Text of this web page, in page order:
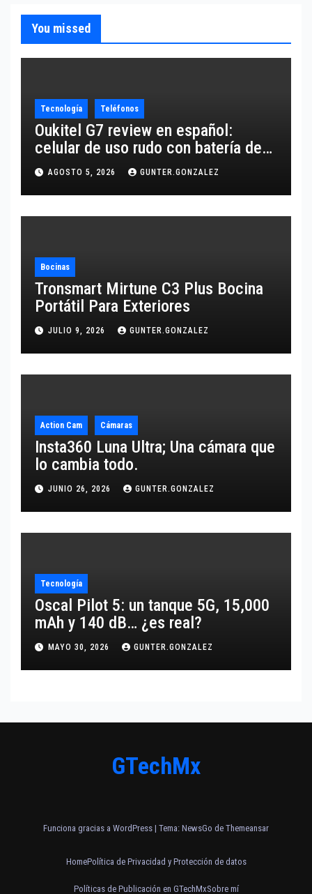
You missed
Tecnología Teléfonos
Oukitel G7 review en español:
celular de uso rudo con batería de
10,600 mAh
AGOSTO 5, 2026 GUNTER.GONZALEZ
Bocinas
Tronsmart Mirtune C3 Plus Bocina
Portátil Para Exteriores
JULIO 9, 2026 GUNTER.GONZALEZ
Action Cam Cámaras
Insta360 Luna Ultra; Una cámara que
lo cambia todo.
JUNIO 26, 2026 GUNTER.GONZALEZ
Tecnología
Oscal Pilot 5: un tanque 5G, 15,000
mAh y 140 dB… ¿es real?
MAYO 30, 2026 GUNTER.GONZALEZ
GTechMx
Funciona gracias a WordPress | Tema: NewsGo de Themeansar
HomePolítica de Privacidad y Protección de datos
Políticas de Publicación en GTechMxSobre mí